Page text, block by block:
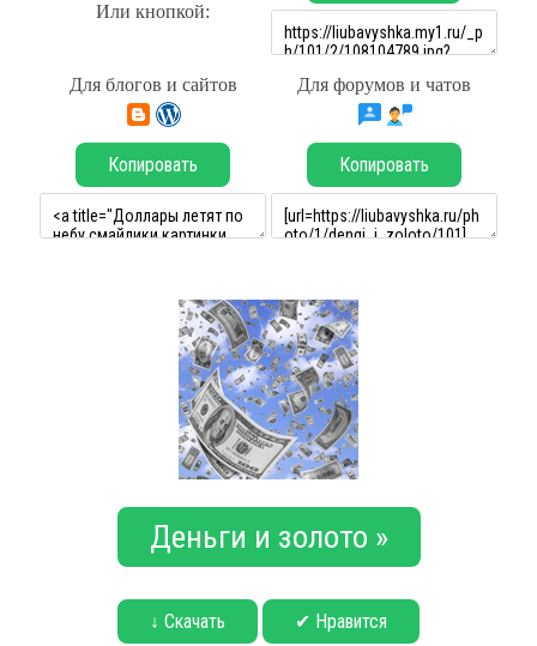
Или кнопкой:
Для блогов и сайтов Для форумов и чатов
Копировать Копировать
Деньги и золото »
↓ Скачать ✔ Нравится